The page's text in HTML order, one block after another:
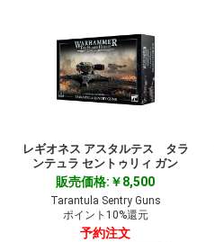
レギオネス アスタルテス タラ
ンテュラ セントゥリィ ガン
販売価格:￥8,500
Tarantula Sentry Guns
ポイント10%還元
予約注文